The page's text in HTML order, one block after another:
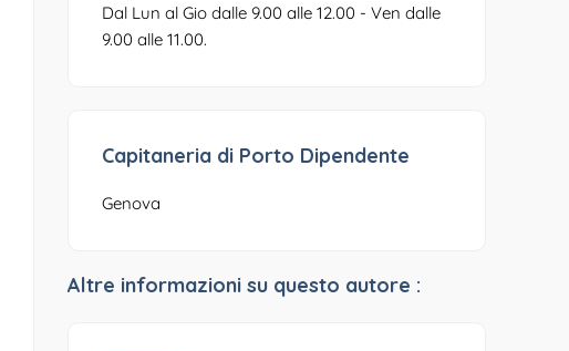
Dal Lun al Gio dalle 9.00 alle 12.00 - Ven dalle
9.00 alle 11.00.
Capitaneria di Porto Dipendente
Genova
Altre informazioni su questo autore :